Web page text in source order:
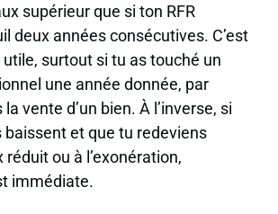
supérieur que si ton RFR
deux années consécutives. C’est
surtout si tu as touché un
une année donnée, par
vente d’un bien. À l’inverse, si
baissent et que tu redeviens
ou à l’exonération,
immédiate.